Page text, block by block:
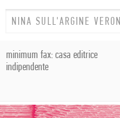
minimum fax: casa editrice
indipendente